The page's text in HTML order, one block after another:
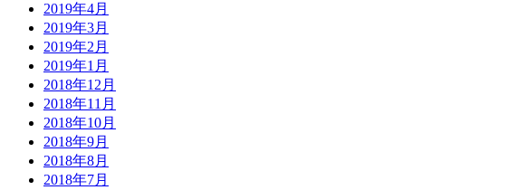
2019年4月
2019年3月
2019年2月
2019年1月
2018年12月
2018年11月
2018年10月
2018年9月
2018年8月
2018年7月